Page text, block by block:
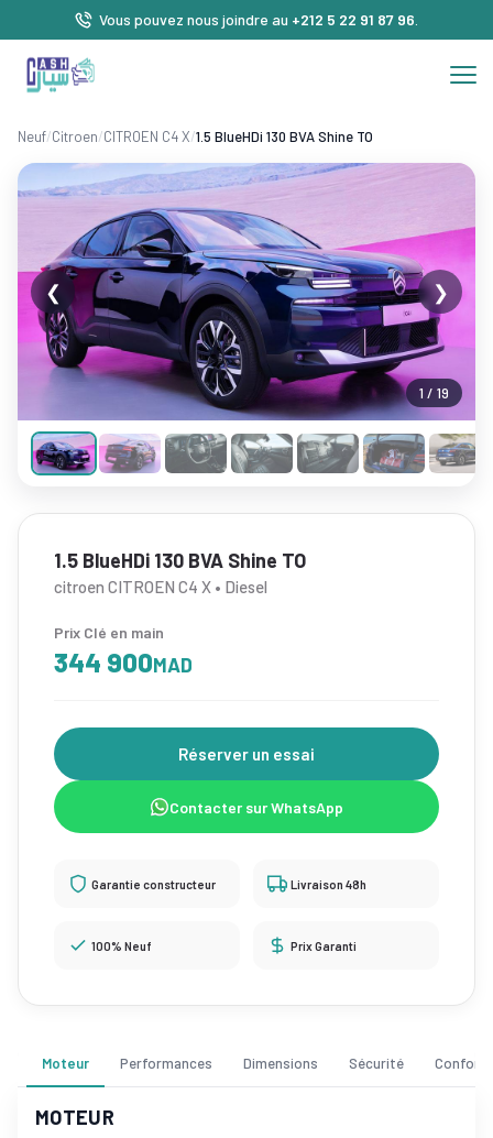
Vous pouvez nous joindre au +212 5 22 91 87 96
Neuf/Citroen/CITROEN C4 X/1.5 BlueHDi 130 BVA Shine TO
1 / 19
❮ ❯
1.5 BlueHDi 130 BVA Shine TO
citroen CITROEN C4 X • Diesel
Prix Clé en main
344 900MAD
Réserver un essai
Contacter sur WhatsApp
Garantie constructeur Livraison 48h
100% Neuf Prix Garanti
Moteur Performances Dimensions Sécurité Confort
MOTEUR